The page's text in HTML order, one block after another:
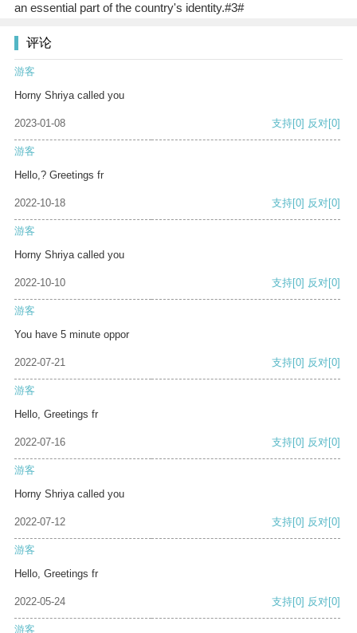
an essential part of the country's identity.#3#
评论
游客
Horny Shriya called you
2023-01-08 支持[0] 反对[0]
游客
Hello,? Greetings fr
2022-10-18 支持[0] 反对[0]
游客
Horny Shriya called you
2022-10-10 支持[0] 反对[0]
游客
You have 5 minute oppor
2022-07-21 支持[0] 反对[0]
游客
Hello, Greetings fr
2022-07-16 支持[0] 反对[0]
游客
Horny Shriya called you
2022-07-12 支持[0] 反对[0]
游客
Hello, Greetings fr
2022-05-24 支持[0] 反对[0]
游客